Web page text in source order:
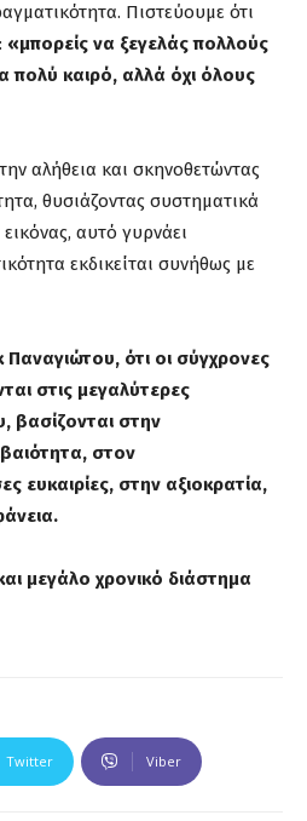
Πιστεύουμε ότι
«μπορείς να ξεγελάς πολλούς
πολύ καιρό, αλλά όχι όλους
αλήθεια και σκηνοθετώντας
θυσιάζοντας συστηματικά
αυτό γυρνάει
εκδικείται συνήθως με
ότι οι σύγχρονες
στις μεγαλύτερες
βασίζονται στην
στον
ευκαιρίες, στην αξιοκρατία,
μεγάλο χρονικό διάστημα
Twitter Viber